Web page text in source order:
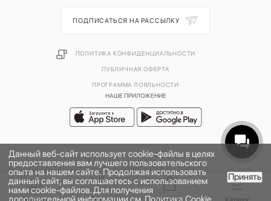
В КОРЗИНУ
НАШЕ ПРИЛОЖЕНИЕ
ПОДПИСАТЬСЯ НА РАССЫЛКУ
ПОЛИТИКА КОНФИДЕНЦИАЛЬНОСТИ
ПУБЛИЧНАЯ ОФЕРТА
ПРОГРАММА ЛОЯЛЬНОСТИ
2026 © УНИВЕРМАГ БОЛЬШОЙ | ООО "НЬЮ МАРКЕТ"
Данный веб-сайт использует cookie-файлы в целях
предоставления вам лучшего пользовательского
опыта на нашем сайте. Продолжая использовать
данный сайт, вы соглашаетесь с использованием
нами cookie-файлов. Для получения
Принять